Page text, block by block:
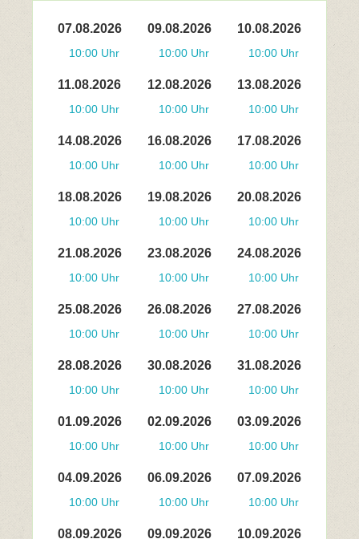
07.08.2026
10:00 Uhr
09.08.2026
10:00 Uhr
10.08.2026
10:00 Uhr
11.08.2026
10:00 Uhr
12.08.2026
10:00 Uhr
13.08.2026
10:00 Uhr
14.08.2026
10:00 Uhr
16.08.2026
10:00 Uhr
17.08.2026
10:00 Uhr
18.08.2026
10:00 Uhr
19.08.2026
10:00 Uhr
20.08.2026
10:00 Uhr
21.08.2026
10:00 Uhr
23.08.2026
10:00 Uhr
24.08.2026
10:00 Uhr
25.08.2026
10:00 Uhr
26.08.2026
10:00 Uhr
27.08.2026
10:00 Uhr
28.08.2026
10:00 Uhr
30.08.2026
10:00 Uhr
31.08.2026
10:00 Uhr
01.09.2026
10:00 Uhr
02.09.2026
10:00 Uhr
03.09.2026
10:00 Uhr
04.09.2026
10:00 Uhr
06.09.2026
10:00 Uhr
07.09.2026
10:00 Uhr
08.09.2026 09.09.2026 10.09.2026